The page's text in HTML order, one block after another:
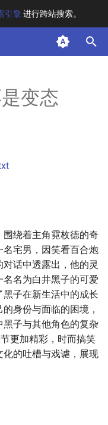
引擎进行跨站搜索。
变态
绕着主角霓枚德的奇
宅男，因笑看百合炮
话中透露出，他的灵
名为白井黑子的可爱
子在新生活中的成长
身份与面临的困境，
子与其他角色的复杂
更加精彩，时而搞笑
的吐槽与戏谑，展现